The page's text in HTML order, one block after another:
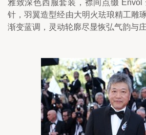
雅致深色西服套装，襟间点缀 Envol
针，羽翼造型经由大明火珐琅精工雕
渐变蓝调，灵动轮廓尽显恢弘气韵与庄